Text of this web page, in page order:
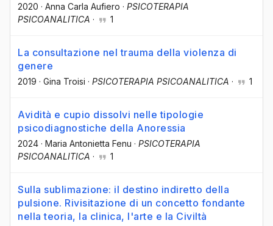
2020 · Anna Carla Aufiero · PSICOTERAPIA
PSICOANALITICA · 1
La consultazione nel trauma della violenza di
genere
2019 · Gina Troisi · PSICOTERAPIA PSICOANALITICA · 1
Avidità e cupio dissolvi nelle tipologie
psicodiagnostiche della Anoressia
2024 · Maria Antonietta Fenu · PSICOTERAPIA
PSICOANALITICA · 1
Sulla sublimazione: il destino indiretto della
pulsione. Rivisitazione di un concetto fondante
nella teoria, la clinica, l'arte e la Civiltà